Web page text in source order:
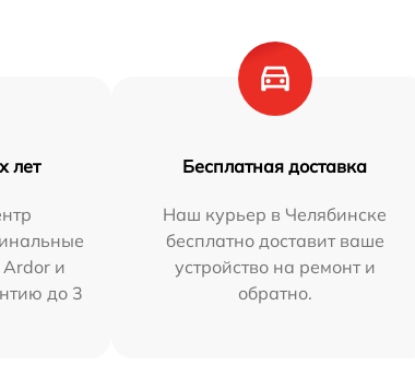
лет
Ardor и
до 3
Бесплатная доставка
Наш курьер в Челябинске
бесплатно доставит ваше
устройство на ремонт и
обратно.